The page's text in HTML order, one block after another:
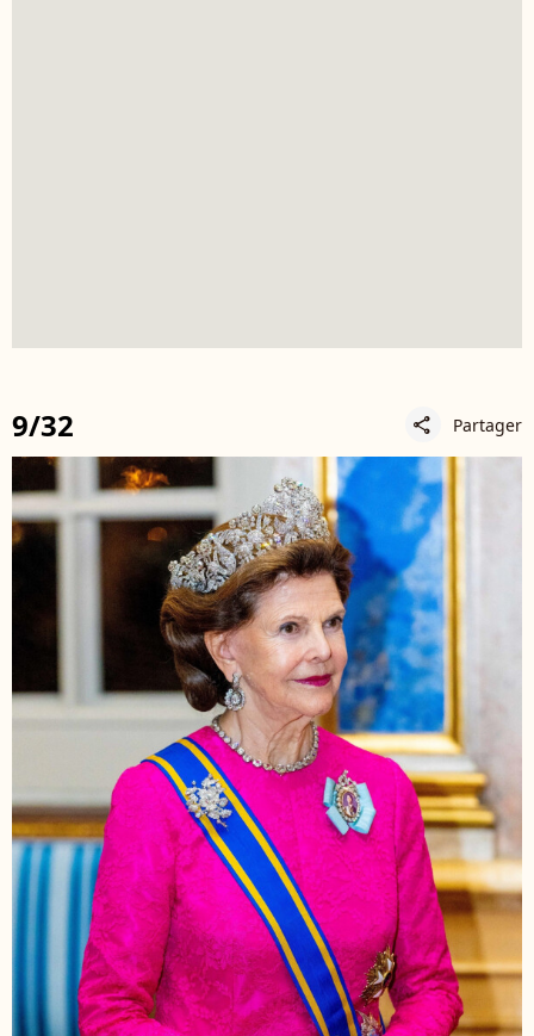
9/32 share Partager